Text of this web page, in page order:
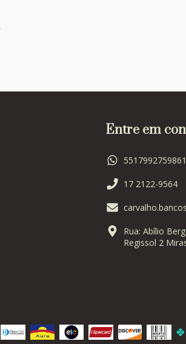
Entre em
5517992759861
17 2122-9564
Rua: Abílio
Regissol 2